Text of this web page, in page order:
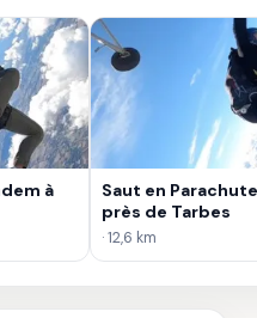
à
Saut en
près de Tarbes
· 12,6 km